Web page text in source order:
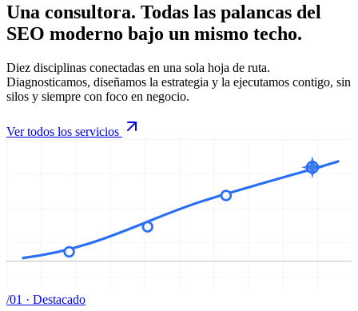
Una consultora. Todas las palancas del
SEO moderno bajo un mismo techo.
Diez disciplinas conectadas en una sola hoja de ruta.
Diagnosticamos, diseñamos la estrategia y la ejecutamos contigo, sin
silos y siempre con foco en negocio.
Ver todos los servicios
/01 · Destacado